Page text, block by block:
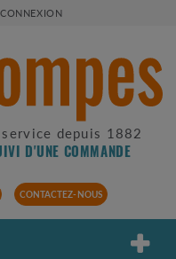
CONNEXION
depuis 1882
D'UNE COMMANDE
CONTACTEZ-NOUS